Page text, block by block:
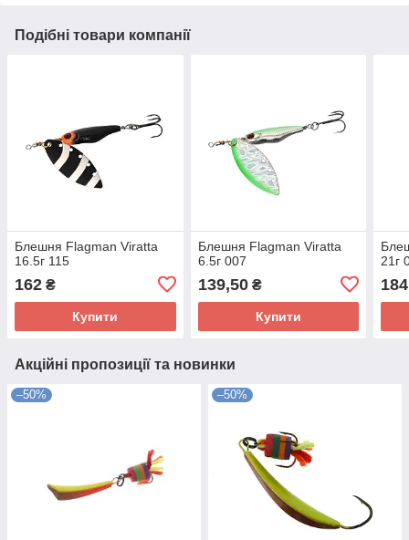
Подібні товари компанії
Блешня Flagman Viratta
16.5г 115
162 ₴
Купити
Блешня Flagman Viratta
6.5г 007
139,50₴
Купити
21г
Акційні пропозиції та новинки
–50% –50%